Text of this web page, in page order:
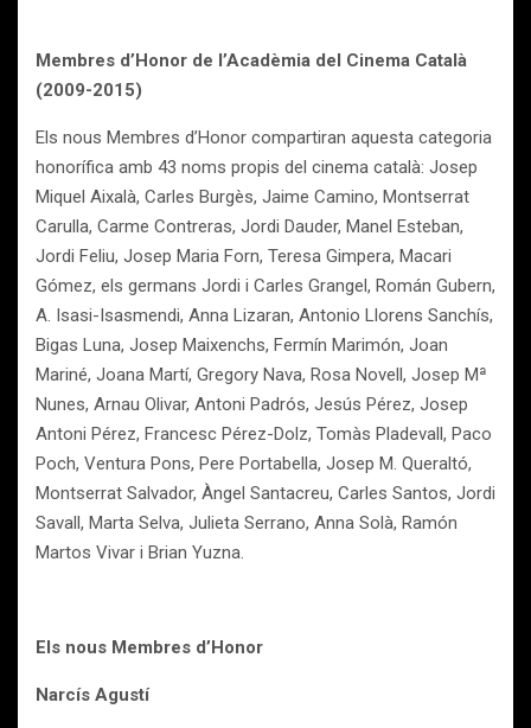
Membres d’Honor de l’Acadèmia del Cinema Català
(2009-2015)
Els nous Membres d’Honor compartiran aquesta categoria
honorífica amb 43 noms propis del cinema català: Josep
Miquel Aixalà, Carles Burgès, Jaime Camino, Montserrat
Carulla, Carme Contreras, Jordi Dauder, Manel Esteban,
Jordi Feliu, Josep Maria Forn, Teresa Gimpera, Macari
Gómez, els germans Jordi i Carles Grangel, Román Gubern,
A. Isasi-Isasmendi, Anna Lizaran, Antonio Llorens Sanchís,
Bigas Luna, Josep Maixenchs, Fermín Marimón, Joan
Mariné, Joana Martí, Gregory Nava, Rosa Novell, Josep Mª
Nunes, Arnau Olivar, Antoni Padrós, Jesús Pérez, Josep
Antoni Pérez, Francesc Pérez-Dolz, Tomàs Pladevall, Paco
Poch, Ventura Pons, Pere Portabella, Josep M. Queraltó,
Montserrat Salvador, Àngel Santacreu, Carles Santos, Jordi
Savall, Marta Selva, Julieta Serrano, Anna Solà, Ramón
Martos Vivar i Brian Yuzna.
Els nous Membres d’Honor
Narcís Agustí